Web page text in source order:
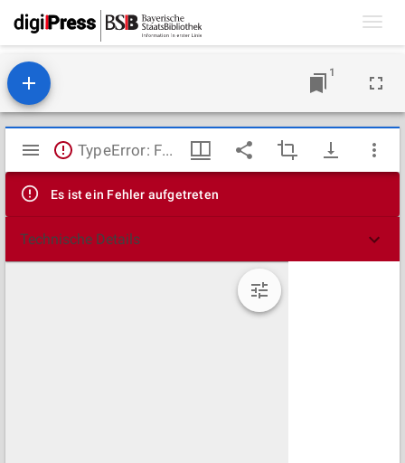
1
Mirador
Viewer
TypeError: Failed to fetch
Es ist ein Fehler aufgetreten
Technische Details